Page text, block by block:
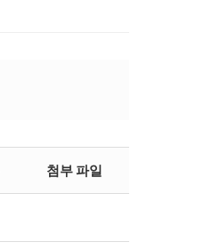
첨부 파일